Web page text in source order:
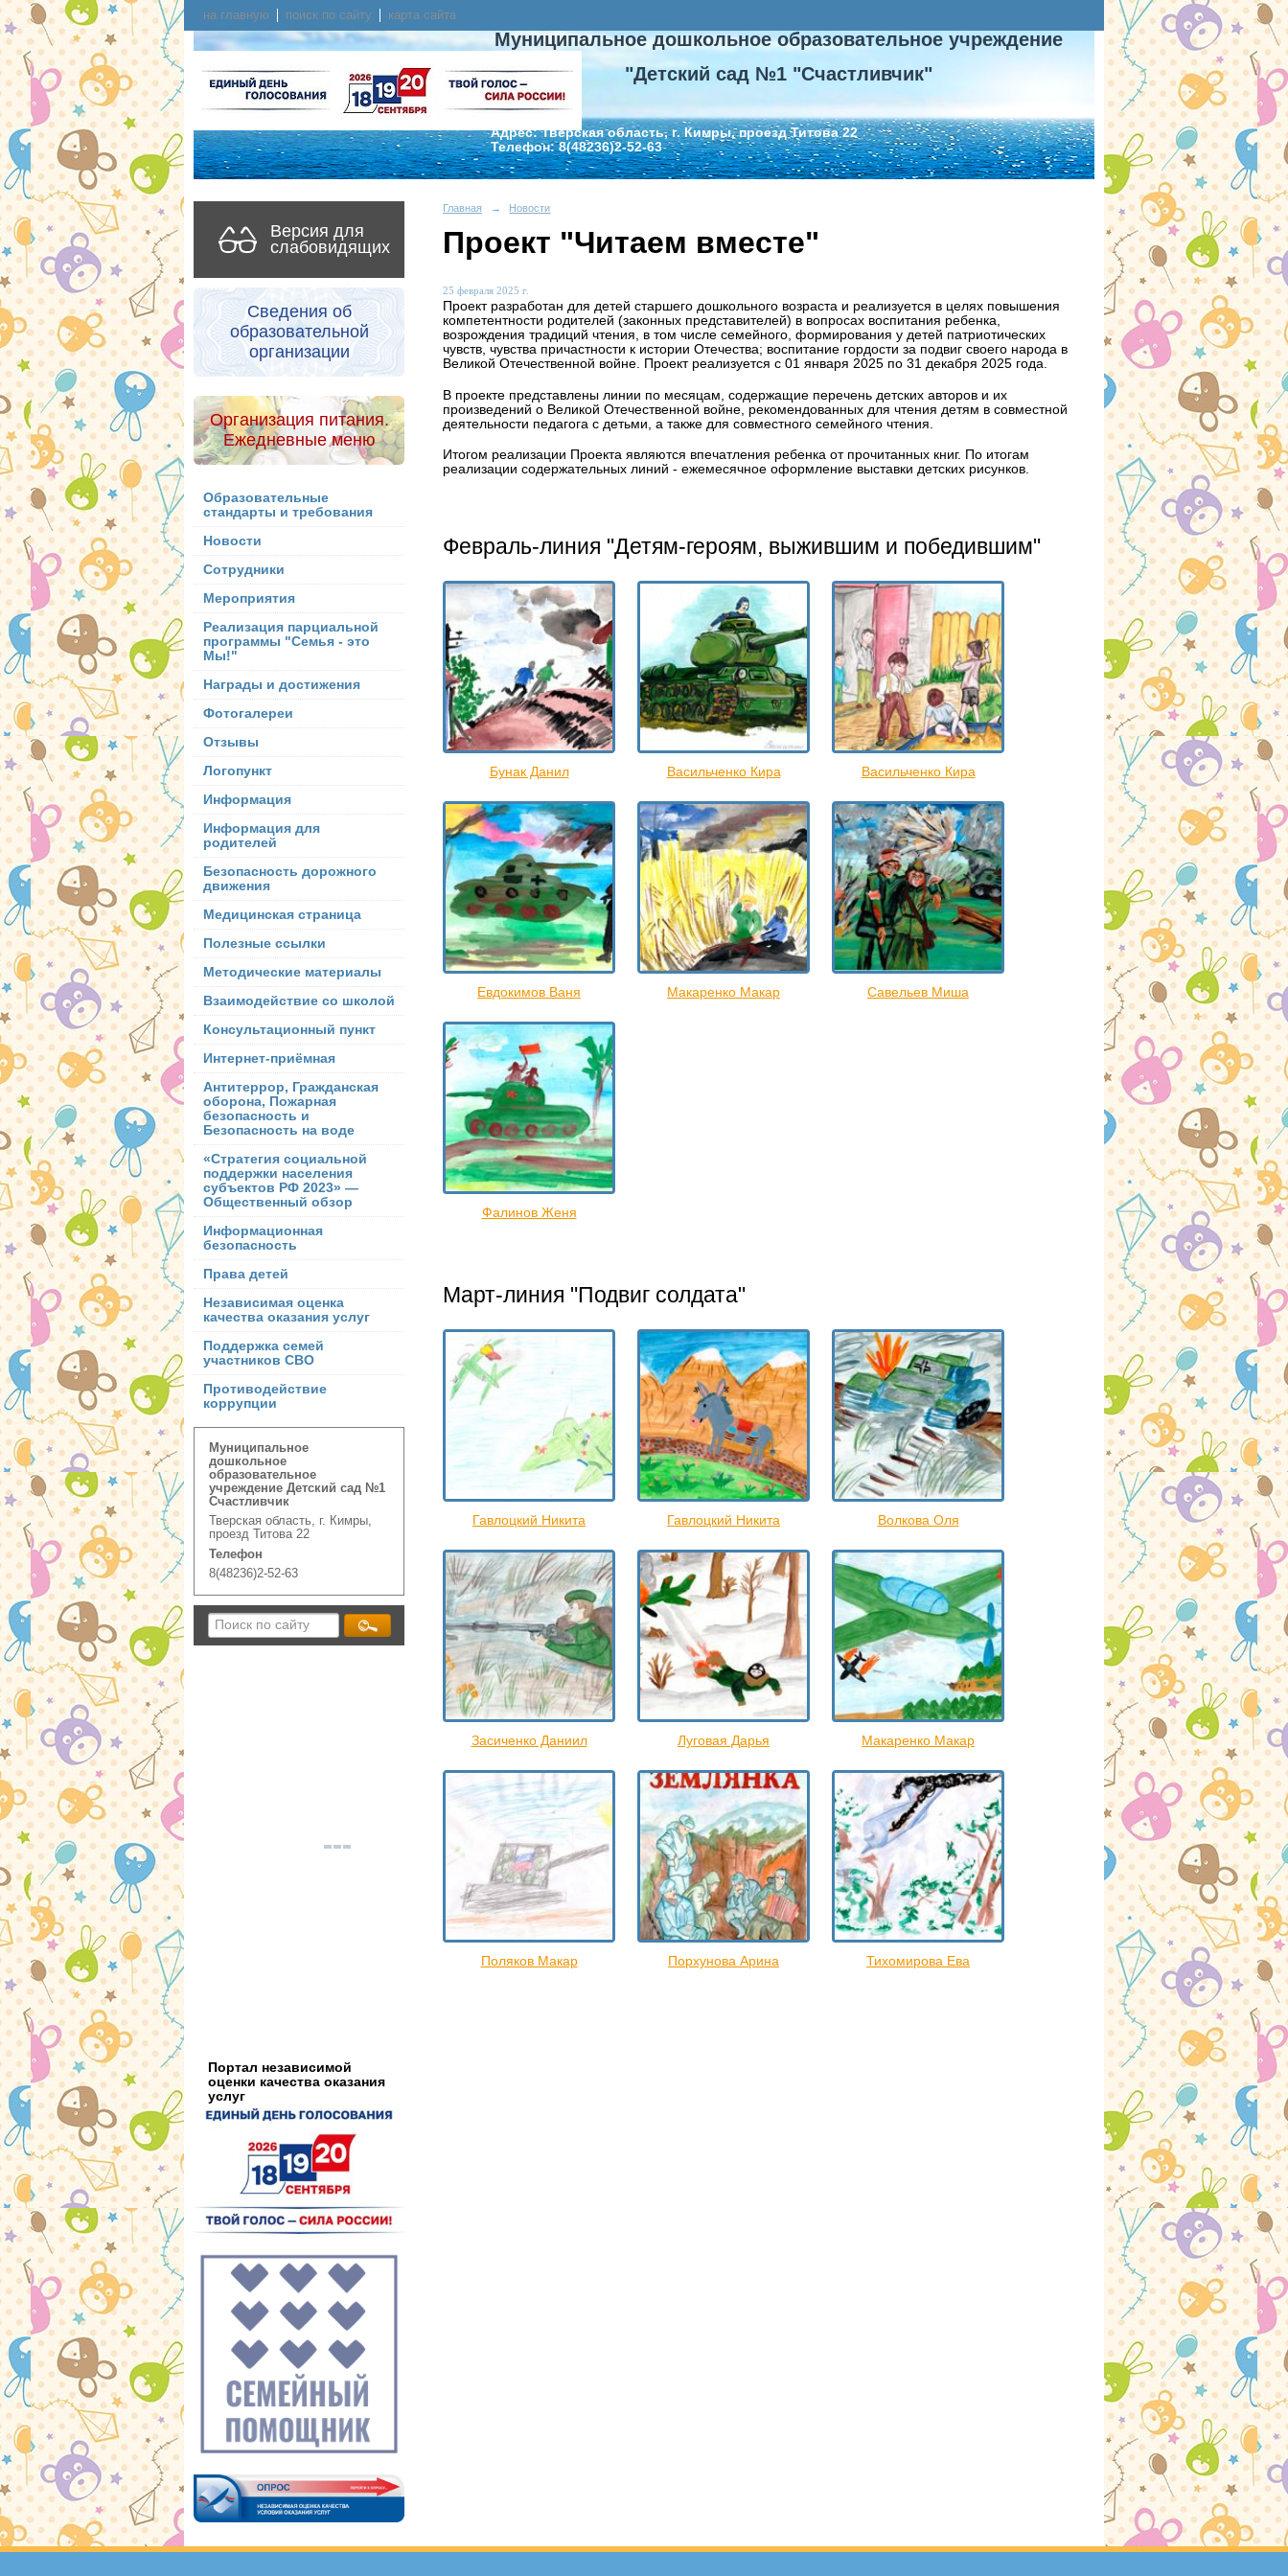
на главную поиск по сайту карта сайта
Муниципальное дошкольное образовательное учреждение
"Детский сад №1 "Счастливчик"
Адрес: Тверская область, г. Кимры, проезд Титова 22
Телефон: 8(48236)2-52-63
Версия для
слабовидящих
Сведения об
образовательной
организации
Организация питания.
Ежедневные меню
Образовательные
стандарты и требования
Новости
Сотрудники
Мероприятия
Реализация парциальной
программы "Семья - это
Мы!"
Награды и достижения
Фотогалереи
Отзывы
Логопункт
Информация
Информация для
родителей
Безопасность дорожного
движения
Медицинская страница
Полезные ссылки
Методические материалы
Взаимодействие со школой
Консультационный пункт
Интернет-приёмная
Антитеррор, Гражданская
оборона, Пожарная
безопасность и
Безопасность на воде
«Стратегия социальной
поддержки населения
субъектов РФ 2023» —
Общественный обзор
Информационная
безопасность
Права детей
Независимая оценка
качества оказания услуг
Поддержка семей
участников СВО
Противодействие
коррупции
Муниципальное
дошкольное
образовательное
учреждение Детский сад №1
Счастливчик
Тверская область, г. Кимры,
проезд Титова 22
Телефон
8(48236)2-52-63
Портал независимой
оценки качества оказания
услуг
Главная → Новости
Проект "Читаем вместе"
25 февраля 2025 г.
Проект разработан для детей старшего дошкольного возраста и реализуется в целях повышения
компетентности родителей (законных представителей) в вопросах воспитания ребенка,
возрождения традиций чтения, в том числе семейного, формирования у детей патриотических
чувств, чувства причастности к истории Отечества; воспитание гордости за подвиг своего народа в
Великой Отечественной войне. Проект реализуется с 01 января 2025 по 31 декабря 2025 года.
В проекте представлены линии по месяцам, содержащие перечень детских авторов и их
произведений о Великой Отечественной войне, рекомендованных для чтения детям в совместной
деятельности педагога с детьми, а также для совместного семейного чтения.
Итогом реализации Проекта являются впечатления ребенка от прочитанных книг. По итогам
реализации содержательных линий - ежемесячное оформление выставки детских рисунков.
Февраль-линия "Детям-героям, выжившим и победившим"
Бунак Данил Васильченко Кира Васильченко Кира
Евдокимов Ваня Макаренко Макар Савельев Миша
Фалинов Женя
Март-линия "Подвиг солдата"
Гавлоцкий Никита Гавлоцкий Никита Волкова Оля
Засиченко Даниил Луговая Дарья Макаренко Макар
Поляков Макар Порхунова Арина Тихомирова Ева